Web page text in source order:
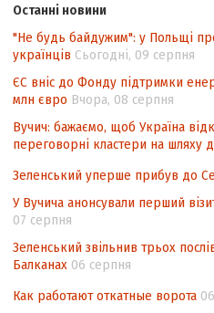
походження товарів
Угоди про
інтелектуальної
контексті
Аналіз виборчого
невизначеності
підрахунку голосів
Інформаційна
Останні новини
"Не будь байдужим": у Польщі
українців Сьогодні, 09 серпня
ЄС вніс до Фонду підтримки
млн євро Вчора, 08 серпня
Вучич: бажаємо, щоб Україна
переговорні кластери на шляху
Зеленський уперше прибув до
У Вучича анонсували перший
07 серпня
Зеленський звільнив трьох
Балканах 06 серпня
Как работают откатные ворота